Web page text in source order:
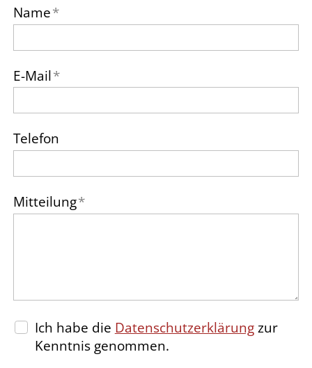
Name*
E-Mail*
Telefon
Mitteilung*
Ich habe die Datenschutzerklärungzur
Kenntnis genommen.